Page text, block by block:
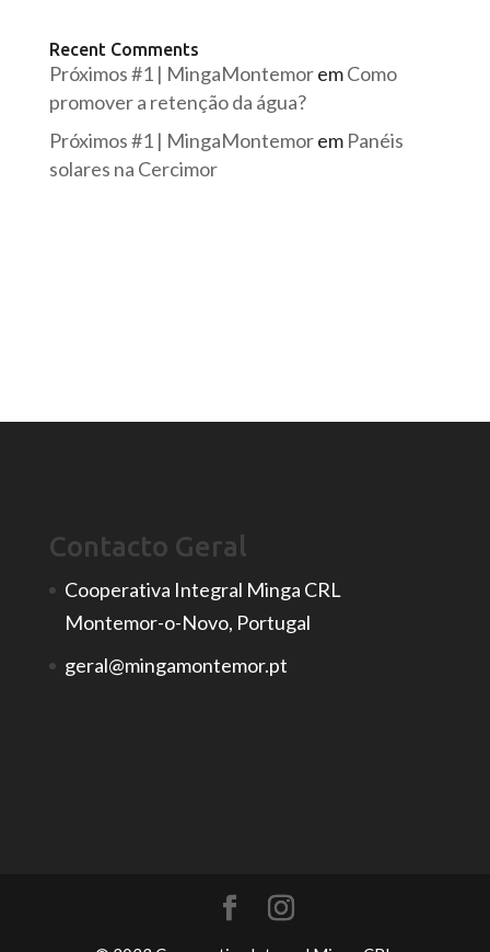
Recent Comments
Próximos #1 | MingaMontemoremComo
promover a retenção da água?
Próximos #1 | MingaMontemorem Panéis
solares na Cercimor
Contacto Geral
Cooperativa Integral Minga CRL
Montemor-o-Novo, Portugal
geral@mingamontemor.pt